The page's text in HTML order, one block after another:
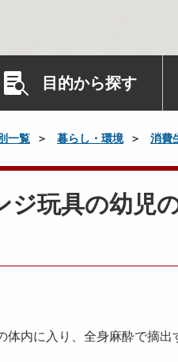
目的から探す
一覧 暮らし・環境 消費
ジ玩具の幼児
内に入り、全身麻酔で摘出